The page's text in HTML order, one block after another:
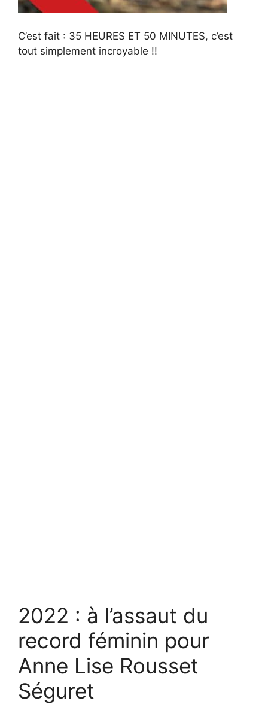
C’est fait : 35 HEURES ET 50 MINUTES, c’est
tout simplement incroyable !!
2022 : à l’assaut du
record féminin pour
Anne Lise Rousset
Séguret